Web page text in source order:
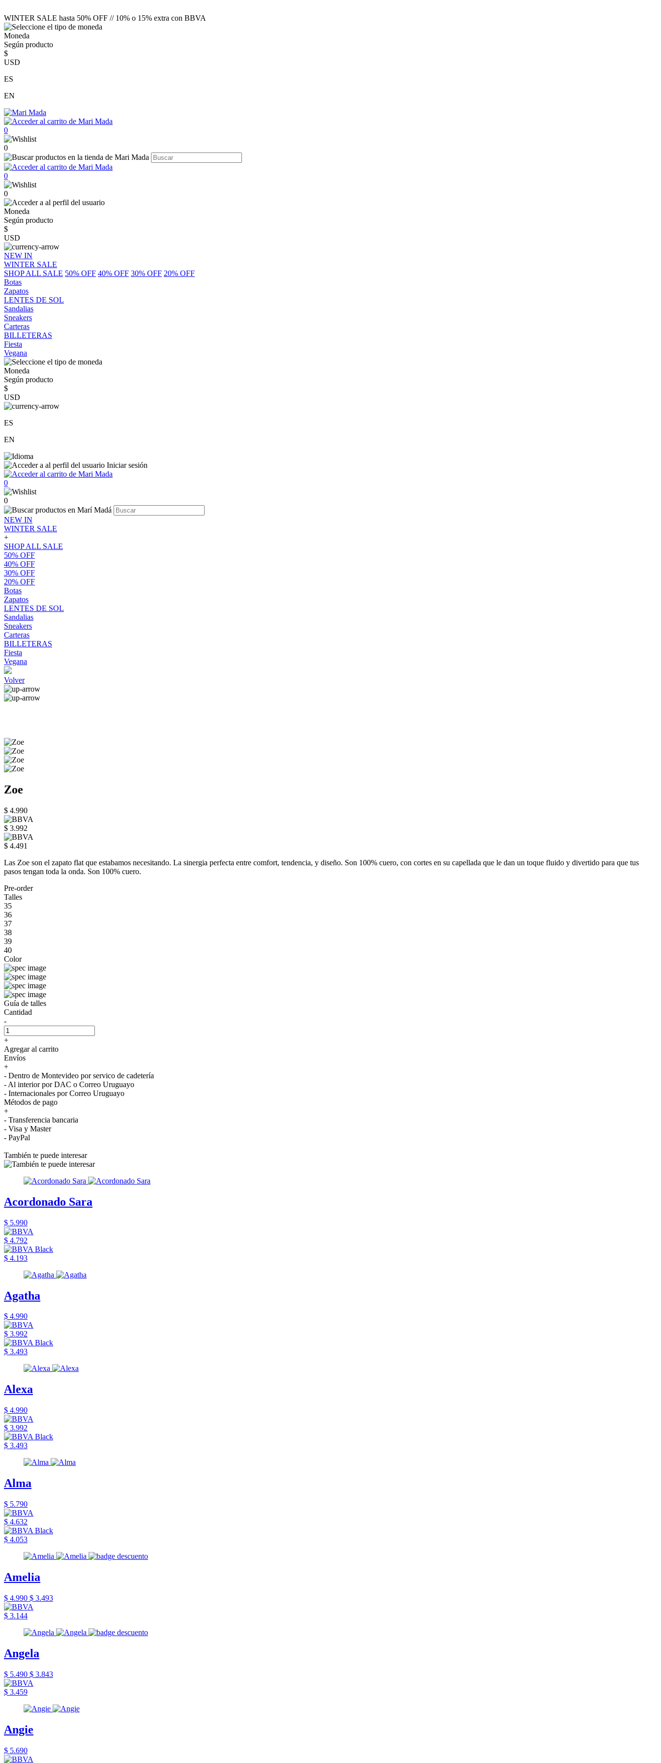
WINTER SALE hasta 50% OFF // 10% o 15% extra con BBVA
Moneda
Según producto
$
USD
ES
EN
0
0
0
0
Moneda
Según producto
$
USD
NEW IN
WINTER SALE
SHOP ALL SALE 50% OFF 40% OFF 30% OFF 20% OFF
Botas
Zapatos
LENTES DE SOL
Sandalias
Sneakers
Carteras
BILLETERAS
Fiesta
Vegana
Moneda
Según producto
$
USD
ES
EN
Iniciar sesión
0
0
NEW IN
WINTER SALE
+
SHOP ALL SALE
50% OFF
40% OFF
30% OFF
20% OFF
Botas
Zapatos
LENTES DE SOL
Sandalias
Sneakers
Carteras
BILLETERAS
Fiesta
Vegana
Volver
Zoe
$ 4.990
$ 3.992
$ 4.491
Las Zoe son el zapato flat que estabamos necesitando. La sinergia perfecta entre comfort, tendencia, y diseño. Son 100% cuero, con cortes en su capellada que le dan un toque fluido y divertido para que tus
pasos tengan toda la onda. Son 100% cuero.
Pre-order
Talles
35
36
37
38
39
40
Color
Guía de talles
Cantidad
-
+
Agregar al carrito
Envíos
+
- Dentro de Montevideo por servico de cadetería
- Al interior por DAC o Correo Uruguayo
- Internacionales por Correo Uruguayo
Métodos de pago
+
- Transferencia bancaria
- Visa y Master
- PayPal
También te puede interesar
Acordonado Sara
$ 5.990
$ 4.792
$ 4.193
Agatha
$ 4.990
$ 3.992
$ 3.493
Alexa
$ 4.990
$ 3.992
$ 3.493
Alma
$ 5.790
$ 4.632
$ 4.053
Amelia
$ 4.990 $ 3.493
$ 3.144
Angela
$ 5.490 $ 3.843
$ 3.459
Angie
$ 5.690